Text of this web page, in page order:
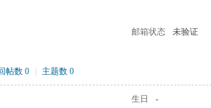
邮箱状态
未验证
帖数 0 主题数 0
生日 -